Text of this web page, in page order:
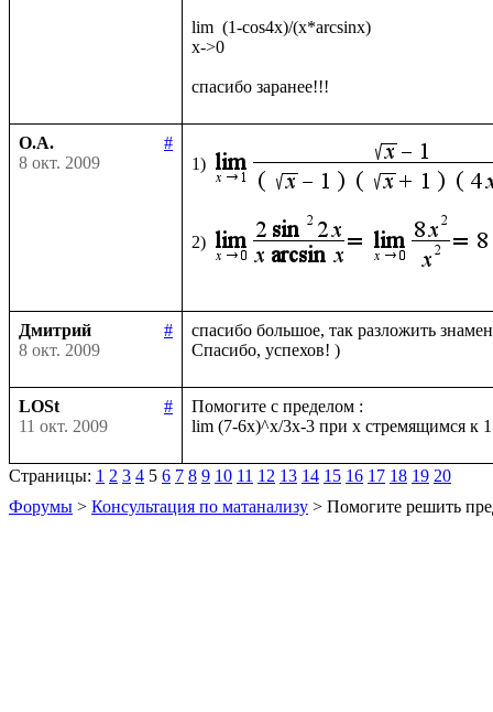
lim  (1-cos4x)/(x*arcsinx)
x->0
О.А.
#
8 окт. 2009
1)
2)
Дмитрий
#
8 окт. 2009
спасибо большое, так разложить
LOSt
#
11 окт. 2009
Помогите с пределом :
Страницы: 1 2 3 4 5 6 7 8 9 10 11 12 13 14 15 16 17 18 19 20
Форумы > Консультация по матанализу > Помогите решить